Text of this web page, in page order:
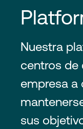
Nuestra
centros de
empresa a
sus